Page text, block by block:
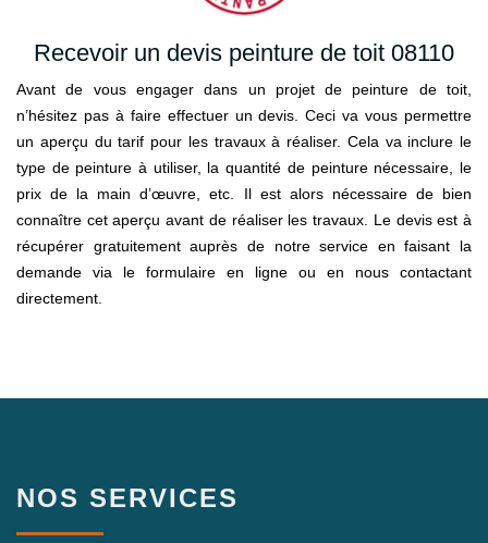
Recevoir un devis peinture de toit 08110
Avant de vous engager dans un projet de peinture de toit,
n’hésitez pas à faire effectuer un devis. Ceci va vous permettre
un aperçu du tarif pour les travaux à réaliser. Cela va inclure le
type de peinture à utiliser, la quantité de peinture nécessaire, le
prix de la main d’œuvre, etc. Il est alors nécessaire de bien
connaître cet aperçu avant de réaliser les travaux. Le devis est à
récupérer gratuitement auprès de notre service en faisant la
demande via le formulaire en ligne ou en nous contactant
directement.
NOS SERVICES